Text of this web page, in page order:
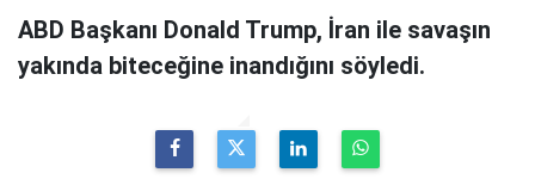
ABD Başkanı Donald Trump, İran ile savaşın
yakında biteceğine inandığını söyledi.